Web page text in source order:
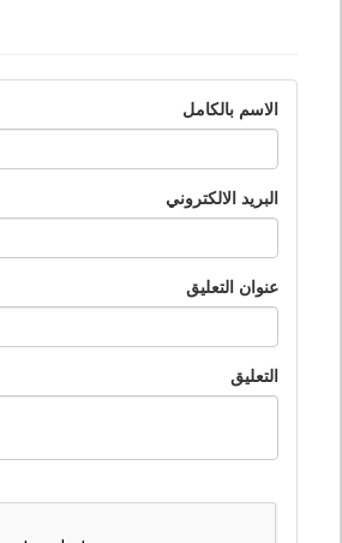
الاسم بالكامل
البريد الالكتروني
عنوان التعليق
التعليق